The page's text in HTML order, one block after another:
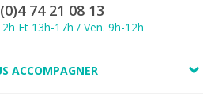
74 21 08 13
Et 13h-17h / Ven. 9h-12h
ACCOMPAGNER